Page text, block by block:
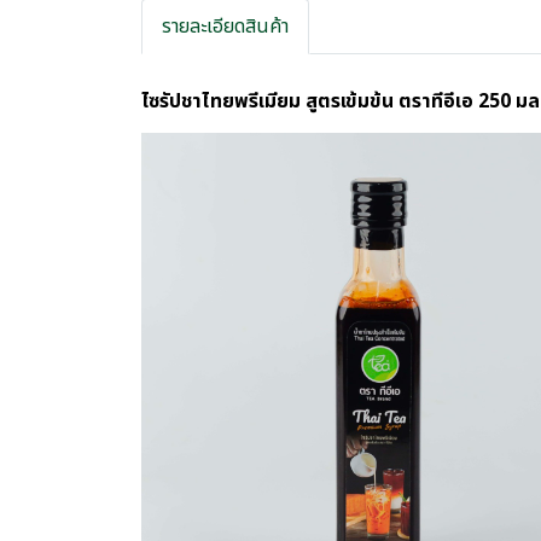
รายละเอียดสินค้า
ไซรัปชาไทยพรีเมียม สูตรเข้มข้น ตราทีอีเอ 250 ม